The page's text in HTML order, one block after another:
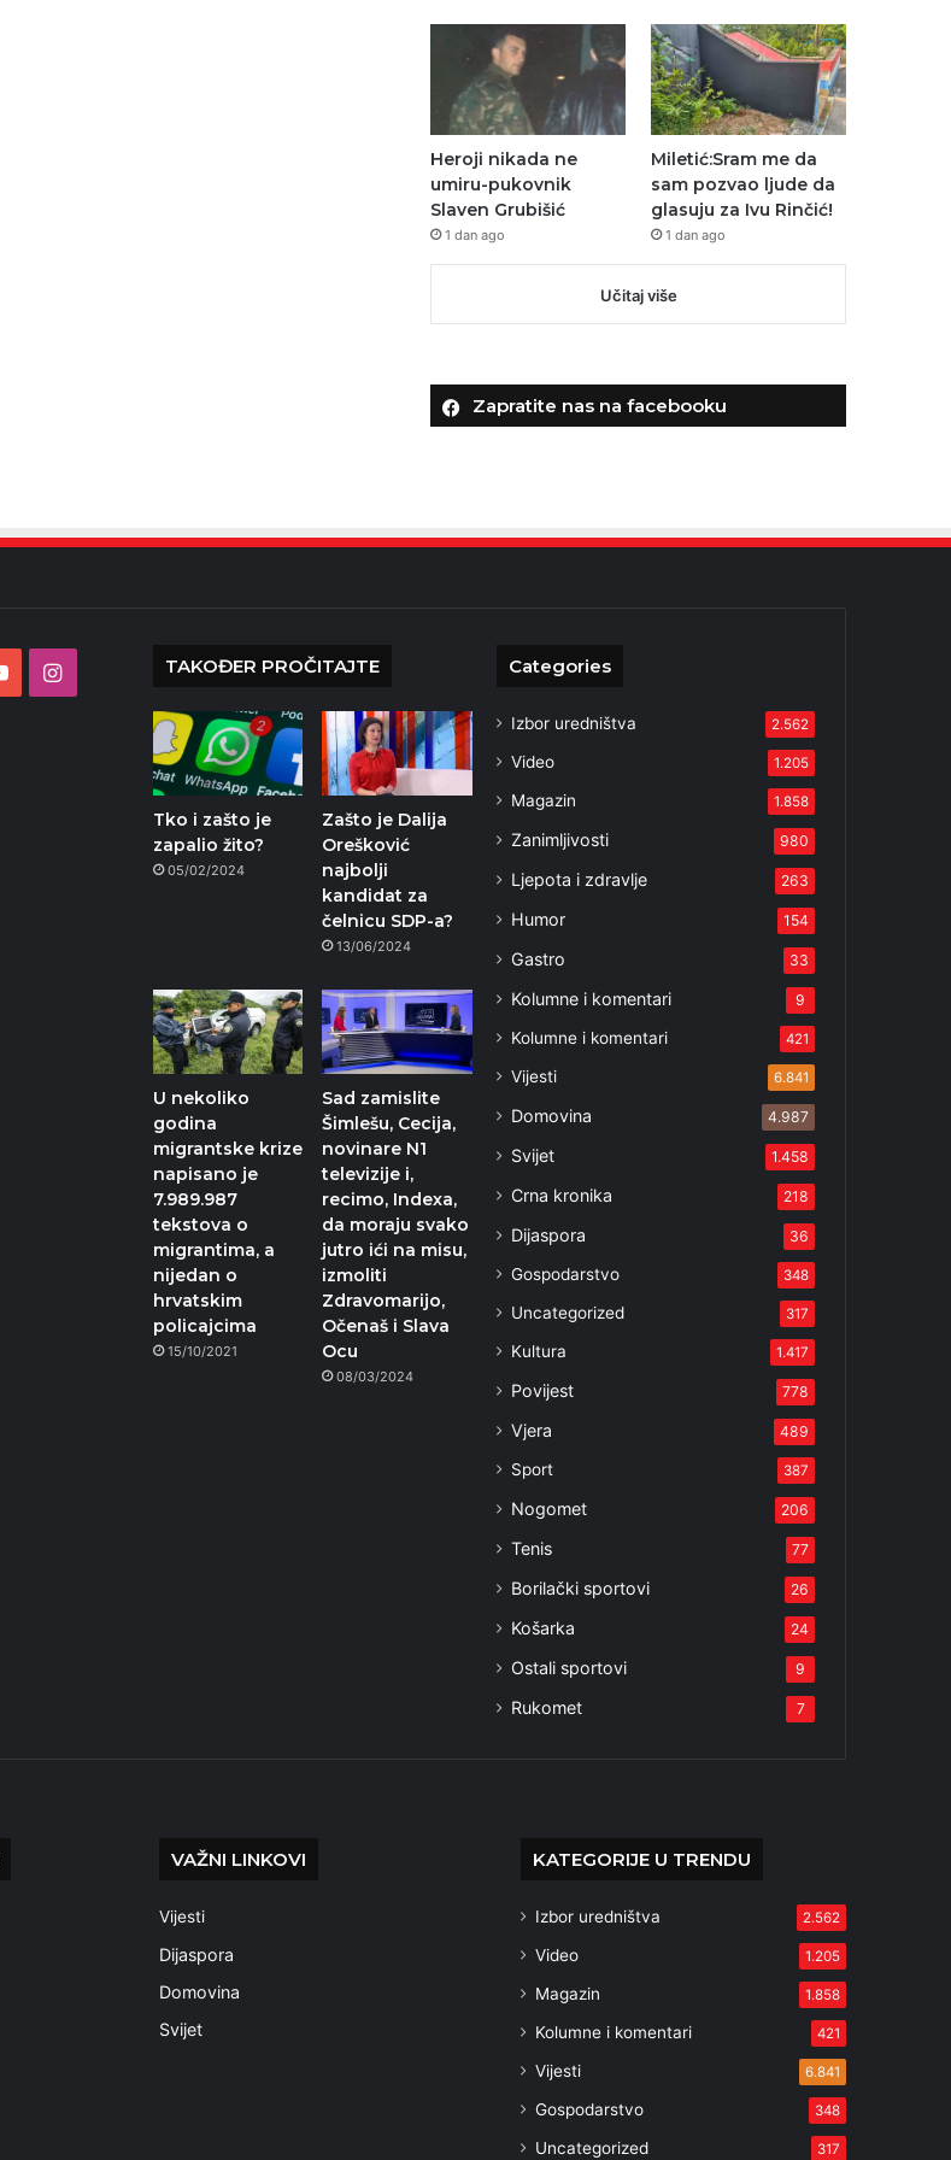
Heroji nikada ne
umiru-pukovnik
Slaven Grubišić
1 dan ago
Miletić:Sram me da
sam pozvao ljude da
glasuju za Ivu Rinčić!
1 dan ago
Učitaj više
Zapratite nas na facebooku
YouTubeInstagram TAKOĐER PROČITAJTE
Tko i zašto je
zapalio žito?
05/02/2024
Zašto je Dalija
Orešković
najbolji
kandidat za
čelnicu SDP-a?
13/06/2024
U nekoliko
godina
migrantske krize
napisano je
7.989.987
tekstova o
migrantima, a
nijedan o
hrvatskim
policajcima
15/10/2021
Sad zamislite
Šimlešu, Cecija,
novinare N1
televizije i,
recimo, Indexa,
da moraju svako
jutro ići na misu,
izmoliti
Zdravomarijo,
Očenaš i Slava
Ocu
08/03/2024
Categories
Izbor uredništva 2.562
Video 1.205
Magazin 1.858
Zanimljivosti 980
Ljepota i zdravlje 263
Humor 154
Gastro 33
Kolumne i komentari 9
Kolumne i komentari 421
Vijesti 6.841
Domovina 4.987
Svijet 1.458
Crna kronika 218
Dijaspora 36
Gospodarstvo 348
Uncategorized 317
Kultura 1.417
Povijest 778
Vjera 489
Sport 387
Nogomet 206
Tenis 77
Borilački sportovi 26
Košarka 24
Ostali sportovi 9
Rukomet 7
VAŽNI LINKOVI
Vijesti
Dijaspora
Domovina
Svijet
KATEGORIJE U TRENDU
Izbor uredništva 2.562
Video 1.205
Magazin 1.858
Kolumne i komentari 421
Vijesti 6.841
Gospodarstvo 348
Uncategorized 317